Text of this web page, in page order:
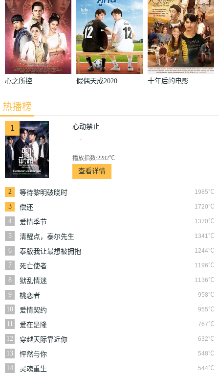
给威胁了
心之所控 假偶天成2020
十年后的电影
热播榜
1 心动禁止
...
播放指数:2282℃
查看详情
2 1985℃
等待黎明破晓时
3
1720℃
偿还
4
1370℃
爱情季节
5
1341℃
清醒点，泰尔先生
6
1244℃
泰版我让最想被拥抱
的男人给威胁了
7 1196℃
死亡使者
8
1136℃
狱乱情迷
9
958℃
桃恋者
10
955℃
爱情契约
11
767℃
爱在是隆
12
632℃
穿越天际靠近你
13
548℃
怦然与你
14
544℃
灵魂重生